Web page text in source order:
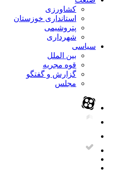
کشاورزی
استانداری خوزستان
پتروشیمی
شهرداری
سیاسی
بین الملل
قوه مجریه
گزارش و گفتگو
مجلس